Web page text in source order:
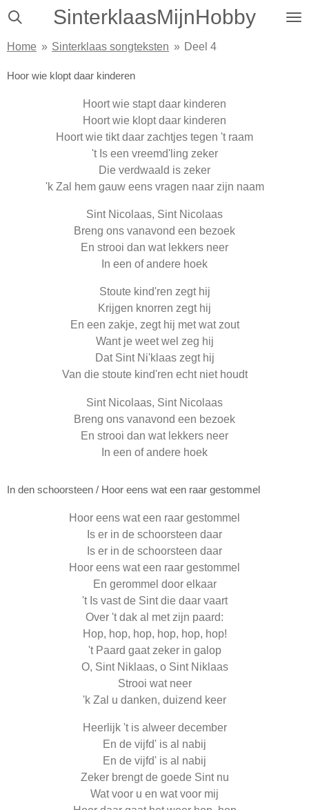
Ga
naar
hoofdinhoud
SinterklaasMijnHobby
Home » Sinterklaas songteksten » Deel 4
Hoor wie klopt daar kinderen
Hoort wie stapt daar kinderen
Hoort wie klopt daar kinderen
Hoort wie tikt daar zachtjes tegen 't raam
't Is een vreemd'ling zeker
Die verdwaald is zeker
'k Zal hem gauw eens vragen naar zijn naam
Sint Nicolaas, Sint Nicolaas
Breng ons vanavond een bezoek
En strooi dan wat lekkers neer
In een of andere hoek
Stoute kind'ren zegt hij
Krijgen knorren zegt hij
En een zakje, zegt hij met wat zout
Want je weet wel zeg hij
Dat Sint Ni'klaas zegt hij
Van die stoute kind'ren echt niet houdt
Sint Nicolaas, Sint Nicolaas
Breng ons vanavond een bezoek
En strooi dan wat lekkers neer
In een of andere hoek
In den schoorsteen / Hoor eens wat een raar gestommel
Hoor eens wat een raar gestommel
Is er in de schoorsteen daar
Is er in de schoorsteen daar
Hoor eens wat een raar gestommel
En gerommel door elkaar
't Is vast de Sint die daar vaart
Over 't dak al met zijn paard:
Hop, hop, hop, hop, hop, hop!
't Paard gaat zeker in galop
O, Sint Niklaas, o Sint Niklaas
Strooi wat neer
'k Zal u danken, duizend keer
Heerlijk 't is alweer december
En de vijfd' is al nabij
En de vijfd' is al nabij
Zeker brengt de goede Sint nu
Wat voor u en wat voor mij